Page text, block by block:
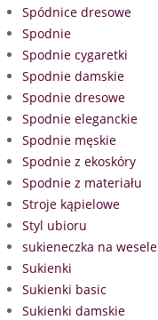
Spódnice dresowe
Spodnie
Spodnie cygaretki
Spodnie damskie
Spodnie dresowe
Spodnie eleganckie
Spodnie męskie
Spodnie z ekoskóry
Spodnie z materiału
Stroje kąpielowe
Styl ubioru
sukieneczka na wesele
Sukienki
Sukienki basic
Sukienki damskie